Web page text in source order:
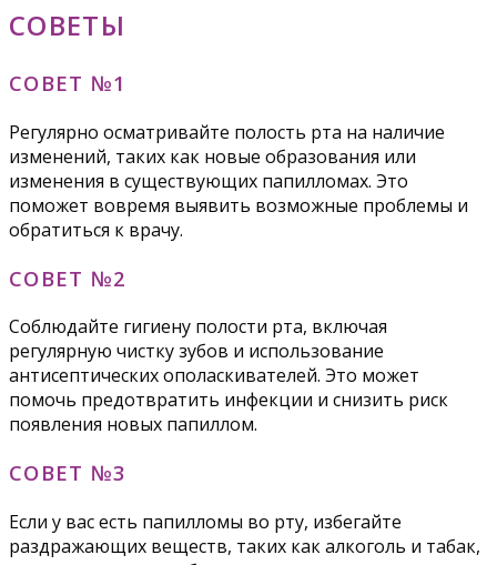
СОВЕТЫ
СОВЕТ №1
Регулярно осматривайте полость рта на наличие
изменений, таких как новые образования или
изменения в существующих папилломах. Это
поможет вовремя выявить возможные проблемы и
обратиться к врачу.
СОВЕТ №2
Соблюдайте гигиену полости рта, включая
регулярную чистку зубов и использование
антисептических ополаскивателей. Это может
помочь предотвратить инфекции и снизить риск
появления новых папиллом.
СОВЕТ №3
Если у вас есть папилломы во рту, избегайте
раздражающих веществ, таких как алкоголь и табак,